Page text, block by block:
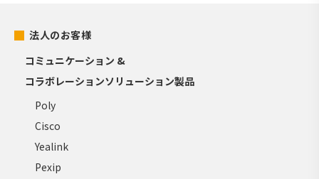
法人のお客様
コミュニケーション &
コラボレーションソリューション製品
Poly
Cisco
Yealink
Pexip